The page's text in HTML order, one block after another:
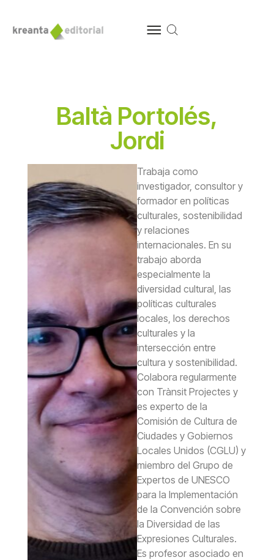
Baltà Portolés,
Jordi
Trabaja como
investigador, consultor y
formador en políticas
culturales, sostenibilidad
y relaciones
internacionales. En su
trabajo aborda
especialmente la
diversidad cultural, las
políticas culturales
locales, los derechos
culturales y la
intersección entre
cultura y sostenibilidad.
Colabora regularmente
con Trànsit Projectes y
es experto de la
Comisión de Cultura de
Ciudades y Gobiernos
Locales Unidos (CGLU) y
miembro del Grupo de
Expertos de UNESCO
para la Implementación
de la Convención sobre
la Diversidad de las
Expresiones Culturales.
Es profesor asociado en